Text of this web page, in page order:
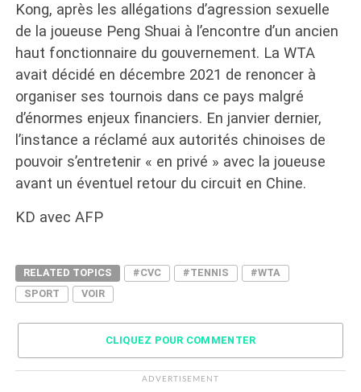
Kong, après les allégations d’agression sexuelle
de la joueuse Peng Shuai à l’encontre d’un ancien
haut fonctionnaire du gouvernement. La WTA
avait décidé en décembre 2021 de renoncer à
organiser ses tournois dans ce pays malgré
d’énormes enjeux financiers. En janvier dernier,
l’instance a réclamé aux autorités chinoises de
pouvoir s’entretenir « en privé » avec la joueuse
avant un éventuel retour du circuit en Chine.
KD avec AFP
RELATED TOPICS #CVC #TENNIS
#WTA
SPORT
VOIR
CLIQUEZ POUR COMMENTER
ADVERTISEMENT